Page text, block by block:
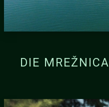
DIE MREŽNICA